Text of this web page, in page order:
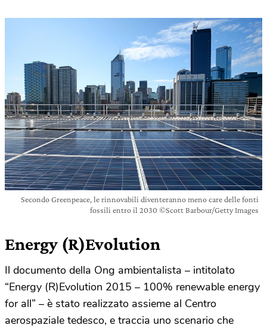
Secondo Greenpeace, le rinnovabili diventeranno meno care delle fonti
fossili entro il 2030 ©Scott Barbour/Getty Images
Energy (R)Evolution
Il documento della Ong ambientalista – intitolato
“Energy (R)Evolution 2015 – 100% renewable energy
for all” – è stato realizzato assieme al Centro
aerospaziale tedesco, e traccia uno scenario che